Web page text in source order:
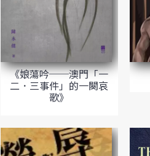
《娘蕩吟──澳門「一
二．三事件」的一闋哀
歌》